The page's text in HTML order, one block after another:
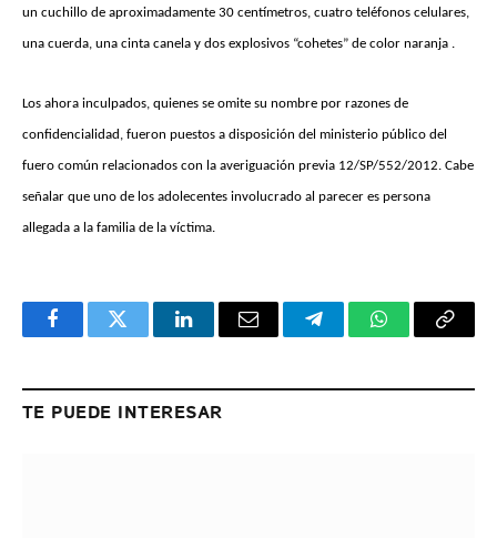
un cuchillo de aproximadamente 30 centímetros, cuatro teléfonos celulares,
una cuerda, una cinta canela y dos explosivos “cohetes” de color naranja .
Los ahora inculpados, quienes se omite su nombre por razones de
confidencialidad, fueron puestos a disposición del ministerio público del
fuero común relacionados con la averiguación previa 12/SP/552/2012. Cabe
señalar que uno de los adolecentes involucrado al parecer es persona
allegada a la familia de la víctima.
FacebookTwitter LinkedInEmail TelegramWhatsApp
Copy
TE PUEDE INTERESAR